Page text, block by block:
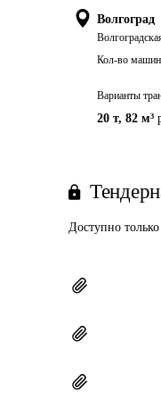
Волгоград
Кол-во
Варианты
20 т, 82 м³
Доступно